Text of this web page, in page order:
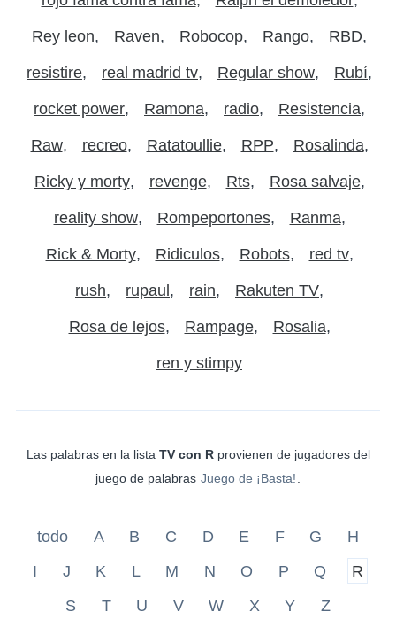
Rey leon Raven Robocop Rango RBD
resistire real madrid tv Regular show Rubí
rocket power Ramona radio Resistencia
Raw recreo Ratatoullie RPP Rosalinda
Ricky y morty revenge Rts Rosa salvaje
reality show Rompeportones Ranma
Rick & Morty Ridiculos Robots red tv
rush rupaul rain Rakuten TV
Rosa de lejos Rampage Rosalia
ren y stimpy
Las palabras en la lista TV con Rprovienen de jugadores del
juego de palabras Juego de ¡Basta!
todo A B C D E F G
H
I
J K L M N O P Q
R
S
T U V W X Y Z